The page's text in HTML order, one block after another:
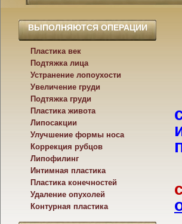
ВЫПОЛНЯЮТСЯ ОПЕРАЦИИ
Пластика век
Подтяжка лица
Устранение лопоухости
Увеличение груди
Подтяжка груди
Пластика живота
Липосакции
Улучшение формы носа
Коррекция рубцов
Липофилинг
Интимная пластика
Пластика конечностей
Удаление опухолей
Контурная пластика